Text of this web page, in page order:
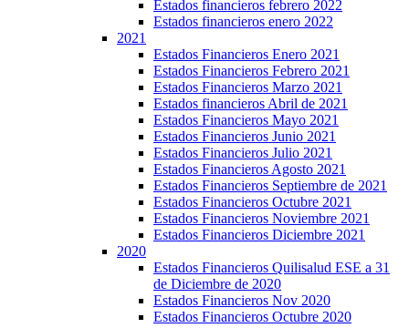
Estados financieros febrero 2022
Estados financieros enero 2022
2021
Estados Financieros Enero 2021
Estados Financieros Febrero 2021
Estados Financieros Marzo 2021
Estados financieros Abril de 2021
Estados Financieros Mayo 2021
Estados Financieros Junio 2021
Estados Financieros Julio 2021
Estados Financieros Agosto 2021
Estados Financieros Septiembre de 2021
Estados Financieros Octubre 2021
Estados Financieros Noviembre 2021
Estados Financieros Diciembre 2021
2020
Estados Financieros Quilisalud ESE a 31
de Diciembre de 2020
Estados Financieros Nov 2020
Estados Financieros Octubre 2020